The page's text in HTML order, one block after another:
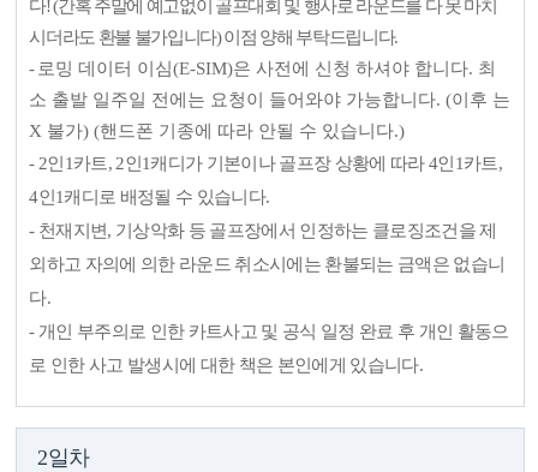
다! (간혹 주말에 예고없이 골프대회 및 행사로 라운드를 다 못 마치
시더라도 환불 불가입니다) 이점 양해 부탁드립니다.
- 로밍 데이터 이심(E-SIM)은 사전에 신청 하셔야 합니다. 최
소 출발 일주일 전에는 요청이 들어와야 가능합니다. (이후 는
X 불가) (핸드폰 기종에 따라 안될 수 있습니다.)
- 2인1카트, 2인1캐디가 기본이나 골프장 상황에 따라 4인1카트,
4인1캐디로 배정될 수 있습니다.
- 천재지변, 기상악화 등 골프장에서 인정하는 클로징조건을 제
외하고 자의에 의한 라운드 취소시에는 환불되는 금액은 없습니
다.
- 개인 부주의로 인한 카트사고 및 공식 일정 완료 후 개인 활동으
로 인한 사고 발생시에 대한 책은 본인에게 있습니다.
2일차